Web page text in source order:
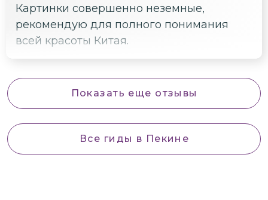
Картинки совершенно неземные,
рекомендую для полного понимания
всей красоты Китая.
Показать еще отзывы
Все гиды в Пекине